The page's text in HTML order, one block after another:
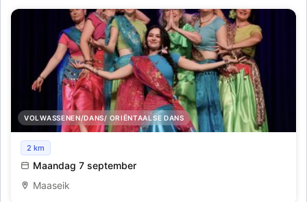
VOLWASSENEN/DANS/ ORIËNTAALSE DANS
Startworkshop Oriëntaalse dans – voor beginners en
gevorderden
2 km
Maandag 7 september
Maaseik